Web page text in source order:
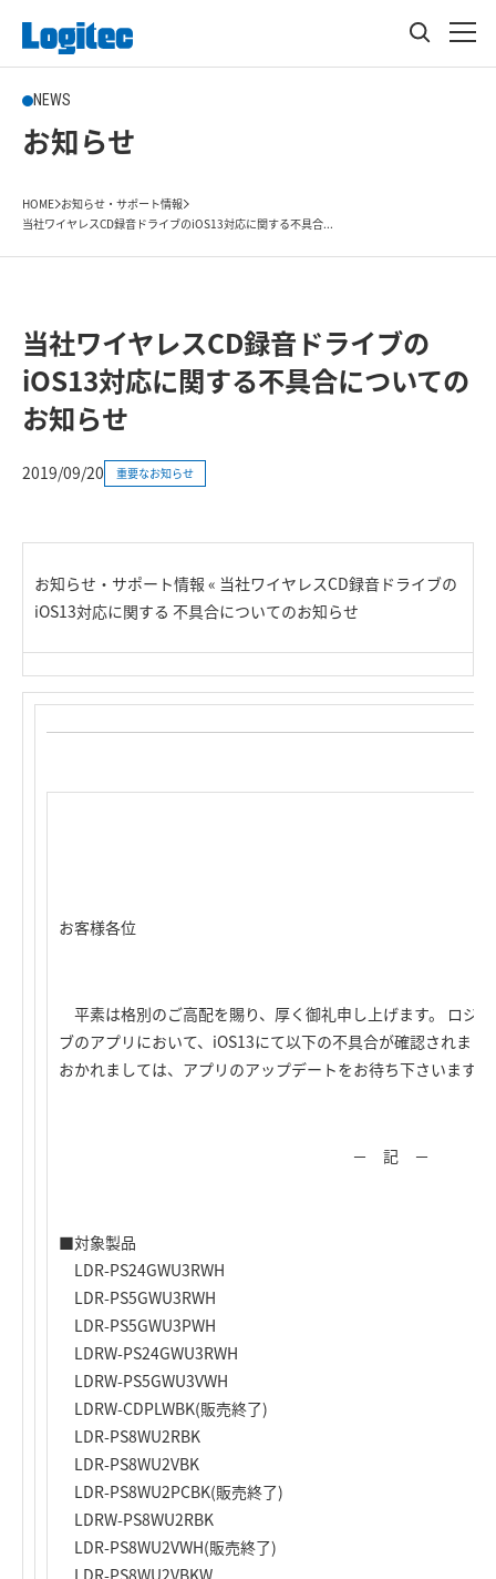
NEWS
お知らせ
HOME お知らせ・サポート情報
当社ワイヤレスCD録音ドライブのiOS13対応に関する不具合...
当社ワイヤレスCD録音ドライブの
iOS13対応に関する不具合についての
お知らせ
2019/09/20 重要なお知らせ
お知らせ・サポート情報 « 当社ワイヤレスCD録音ドライブの
iOS13対応に関する 不具合についてのお知らせ
お客様各位
平素は格別のご高配を賜り、厚く御礼申し上げます。 ロジ
ブのアプリにおいて、iOS13にて以下の不具合が確認されま
おかれましては、アプリのアップデートをお待ち下さいます
－ 記 －
■対象製品
LDR-PS24GWU3RWH
LDR-PS5GWU3RWH
LDR-PS5GWU3PWH
LDRW-PS24GWU3RWH
LDRW-PS5GWU3VWH
LDRW-CDPLWBK(販売終了)
LDR-PS8WU2RBK
LDR-PS8WU2VBK
LDR-PS8WU2PCBK(販売終了)
LDRW-PS8WU2RBK
LDR-PS8WU2VWH(販売終了)
LDR-PS8WU2VBKW